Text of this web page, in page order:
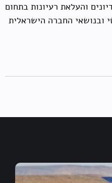
והעלאת רעיונות בתחום
ובנושאי החברה הישראלית